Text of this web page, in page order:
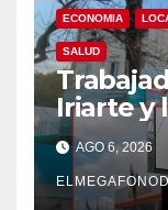
ECONOMIA
SALUD
Iriarte y
pase a
mejoras
AGO 6, 2026